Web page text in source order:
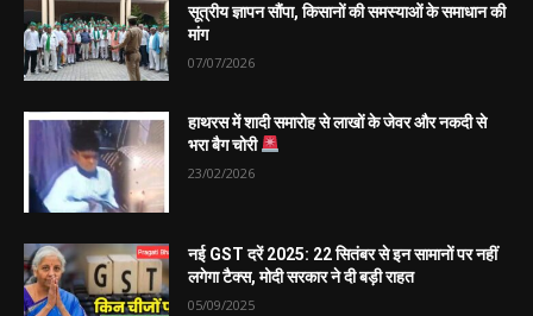
सूत्रीय ज्ञापन सौंपा, किसानों की समस्याओं के समाधान की
मांग
07/07/2026
हाथरस में शादी समारोह से लाखों के जेवर और नकदी से
भरा बैग चोरी
23/02/2026
नई GST दरें 2025: 22 सितंबर से इन सामानों पर नहीं
लगेगा टैक्स, मोदी सरकार ने दी बड़ी राहत
05/09/2025